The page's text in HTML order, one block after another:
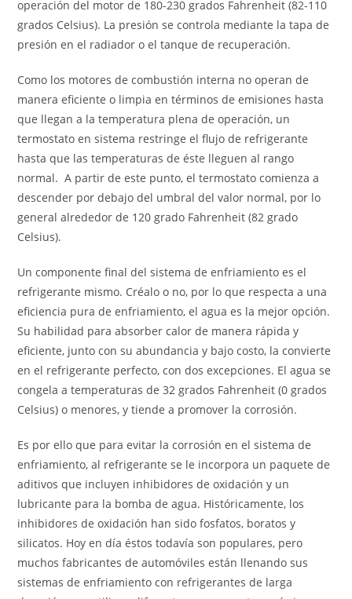
operación del motor de 180-230 grados Fahrenheit (82-110
grados Celsius). La presión se controla mediante la tapa de
presión en el radiador o el tanque de recuperación.
Como los motores de combustión interna no operan de
manera eficiente o limpia en términos de emisiones hasta
que llegan a la temperatura plena de operación, un
termostato en sistema restringe el flujo de refrigerante
hasta que las temperaturas de éste lleguen al rango
normal. A partir de este punto, el termostato comienza a
descender por debajo del umbral del valor normal, por lo
general alrededor de 120 grado Fahrenheit (82 grado
Celsius).
Un componente final del sistema de enfriamiento es el
refrigerante mismo. Créalo o no, por lo que respecta a una
eficiencia pura de enfriamiento, el agua es la mejor opción.
Su habilidad para absorber calor de manera rápida y
eficiente, junto con su abundancia y bajo costo, la convierte
en el refrigerante perfecto, con dos excepciones. El agua se
congela a temperaturas de 32 grados Fahrenheit (0 grados
Celsius) o menores, y tiende a promover la corrosión.
Es por ello que para evitar la corrosión en el sistema de
enfriamiento, al refrigerante se le incorpora un paquete de
aditivos que incluyen inhibidores de oxidación y un
lubricante para la bomba de agua. Históricamente, los
inhibidores de oxidación han sido fosfatos, boratos y
silicatos. Hoy en día éstos todavía son populares, pero
muchos fabricantes de automóviles están llenando sus
sistemas de enfriamiento con refrigerantes de larga